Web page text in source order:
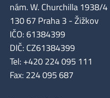
nám. W. Churchilla 1938/4
130 67 Praha 3 - Žižkov
IČO: 61384399
DIČ: CZ61384399
Tel: +420 224 095 111
Fax: 224 095 687